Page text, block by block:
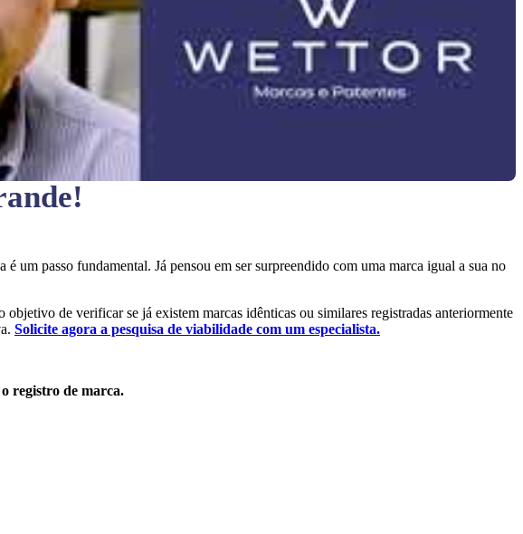
um passo fundamental. Já pensou em ser surpreendido com uma marca igual a sua no
objetivo de verificar se já existem marcas idênticas ou similares registradas anteriormente
Solicite agora a pesquisa de viabilidade com um especialista.
registro de marca.